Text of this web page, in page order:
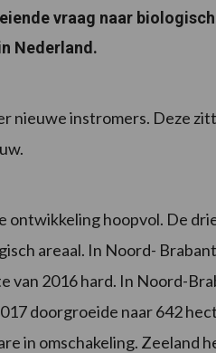
vraag naar
Nederland.
nieuwe instromers. Deze
ontwikkeling hoopvol. De
areaal. In Noord-
van 2016 hard. In Noord-
doorgroeide naar 642
in omschakeling. Zeeland